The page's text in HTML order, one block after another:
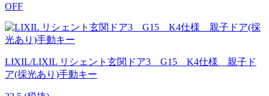
OFF
LIXIL/LIXIL リシェント玄関ドア3 G15 K4仕様 親子ド
ア(採光あり)手動キー